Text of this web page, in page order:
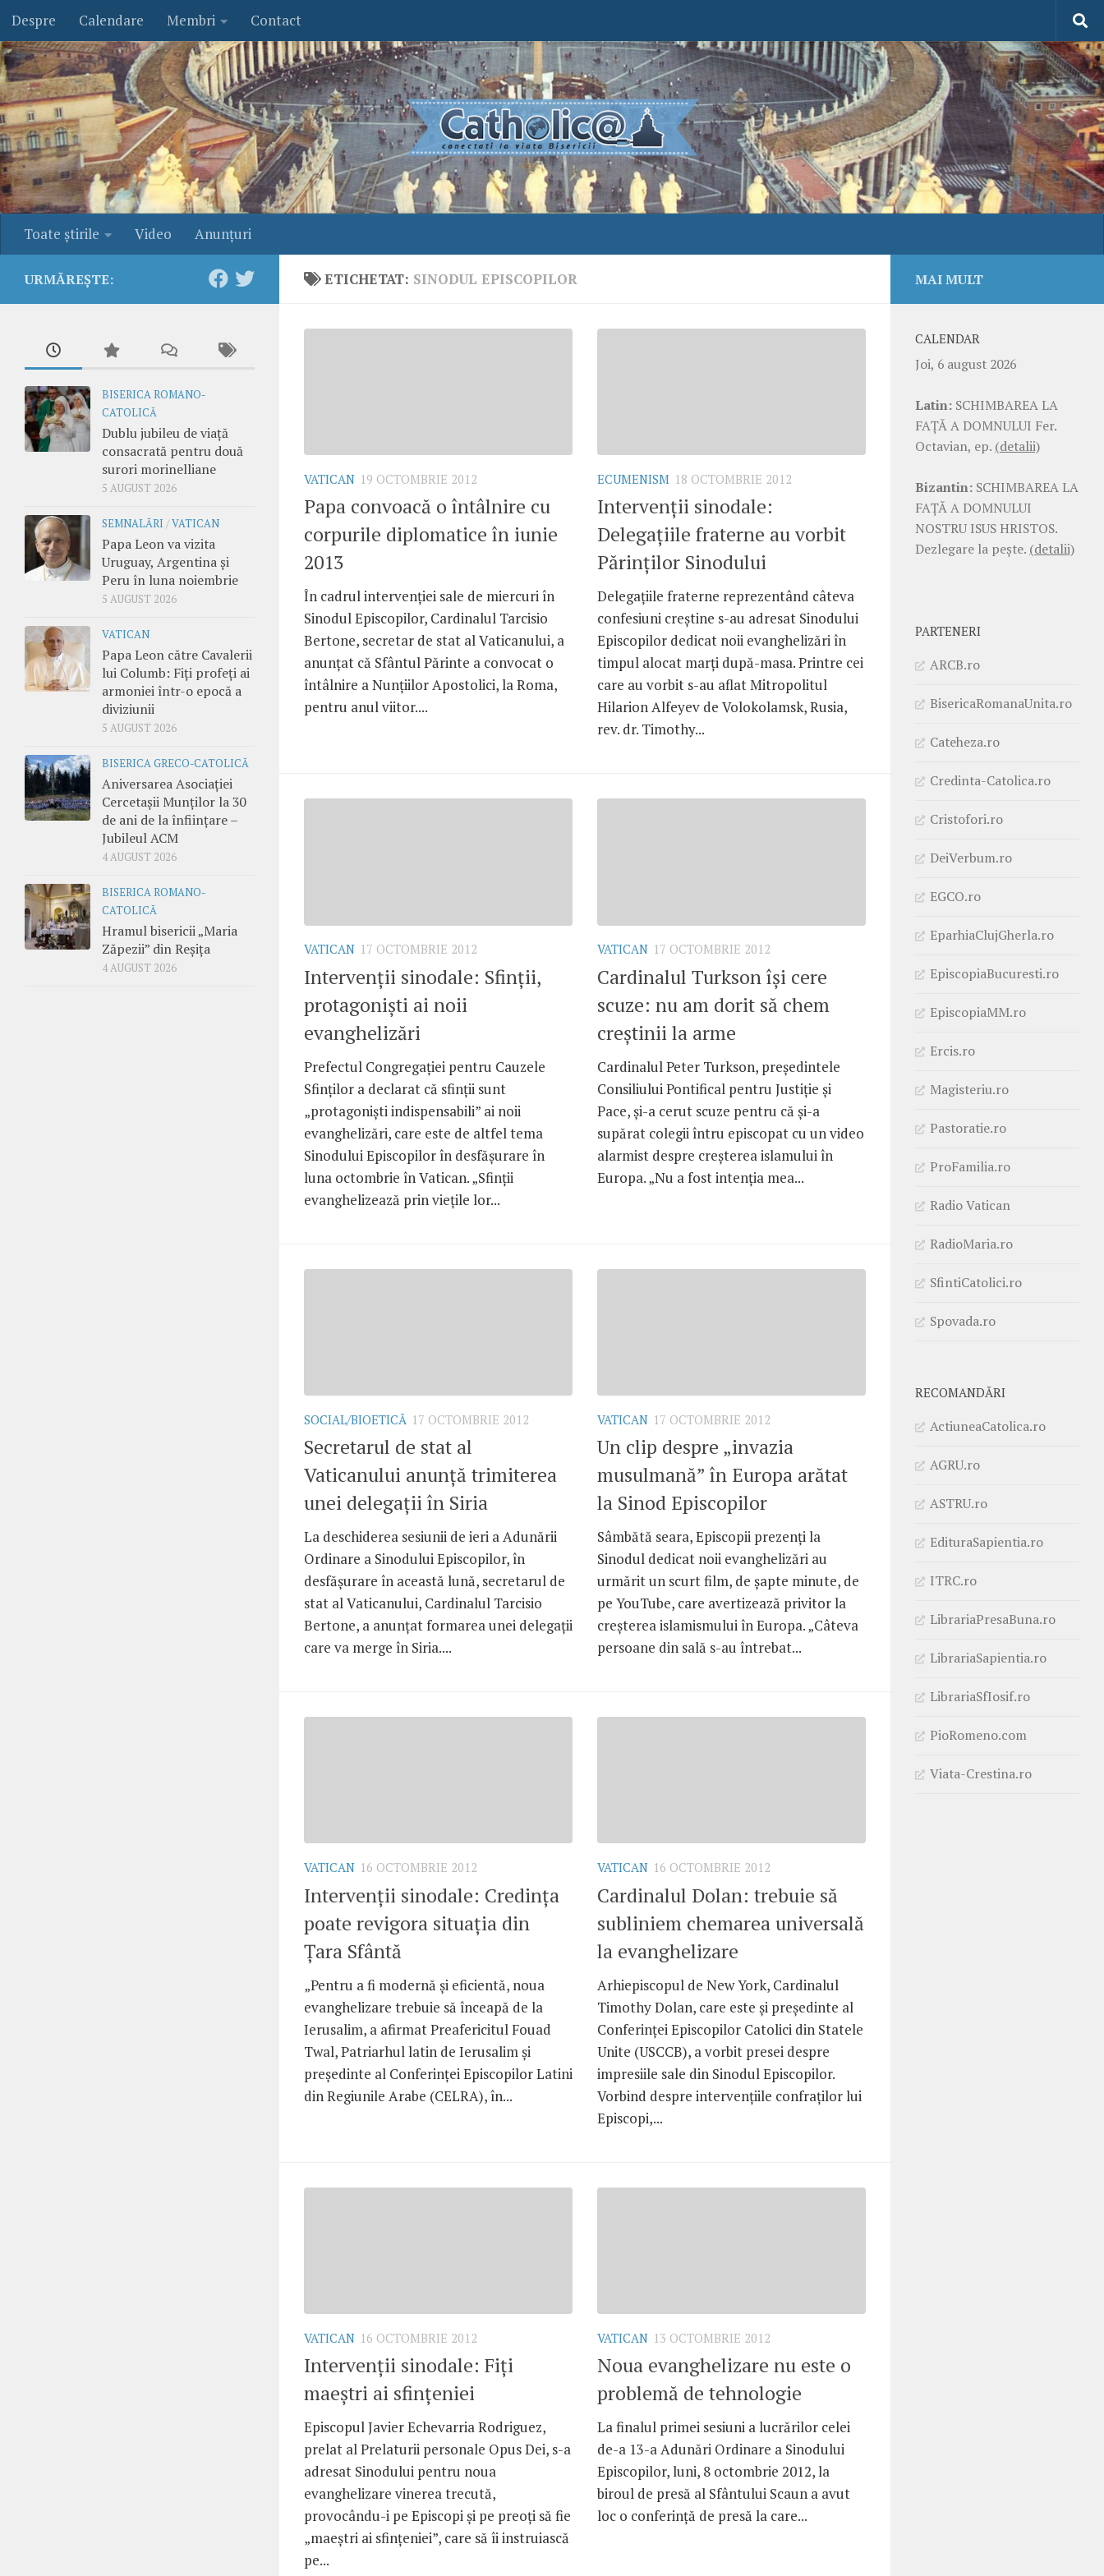
Skip to content
Despre Calendare Membri Contact
Toate ştirile Video Anunţuri
ETICHETAT: SINODUL EPISCOPILOR
VATICAN 19 OCTOMBRIE 2012
Papa convoacă o întâlnire cu
corpurile diplomatice în iunie
2013
În cadrul intervenţiei sale de miercuri în
Sinodul Episcopilor, Cardinalul Tarcisio
Bertone, secretar de stat al Vaticanului, a
anunţat că Sfântul Părinte a convocat o
întâlnire a Nunţiilor Apostolici, la Roma,
pentru anul viitor....
ECUMENISM 18 OCTOMBRIE 2012
Intervenţii sinodale:
Delegaţiile fraterne au vorbit
Părinţilor Sinodului
Delegaţiile fraterne reprezentând câteva
confesiuni creştine s-au adresat Sinodului
Episcopilor dedicat noii evanghelizări în
timpul alocat marţi după-masa. Printre cei
care au vorbit s-au aflat Mitropolitul
Hilarion Alfeyev de Volokolamsk, Rusia,
rev. dr. Timothy...
VATICAN 17 OCTOMBRIE 2012
Intervenţii sinodale: Sfinţii,
protagonişti ai noii
evanghelizări
Prefectul Congregaţiei pentru Cauzele
Sfinţilor a declarat că sfinţii sunt
„protagonişti indispensabili” ai noii
evanghelizări, care este de altfel tema
Sinodului Episcopilor în desfăşurare în
luna octombrie în Vatican. „Sfinţii
evanghelizează prin vieţile lor...
VATICAN 17 OCTOMBRIE 2012
Cardinalul Turkson îşi cere
scuze: nu am dorit să chem
creştinii la arme
Cardinalul Peter Turkson, preşedintele
Consiliului Pontifical pentru Justiţie şi
Pace, şi-a cerut scuze pentru că şi-a
supărat colegii întru episcopat cu un video
alarmist despre creşterea islamului în
Europa. „Nu a fost intenţia mea...
SOCIAL/BIOETICĂ 17 OCTOMBRIE 2012
Secretarul de stat al
Vaticanului anunţă trimiterea
unei delegaţii în Siria
La deschiderea sesiunii de ieri a Adunării
Ordinare a Sinodului Episcopilor, în
desfăşurare în această lună, secretarul de
stat al Vaticanului, Cardinalul Tarcisio
Bertone, a anunţat formarea unei delegaţii
care va merge în Siria....
VATICAN 17 OCTOMBRIE 2012
Un clip despre „invazia
musulmană” în Europa arătat
la Sinod Episcopilor
Sâmbătă seara, Episcopii prezenţi la
Sinodul dedicat noii evanghelizări au
urmărit un scurt film, de şapte minute, de
pe YouTube, care avertizează privitor la
creşterea islamismului în Europa. „Câteva
persoane din sală s-au întrebat...
VATICAN 16 OCTOMBRIE 2012
Intervenţii sinodale: Credinţa
poate revigora situaţia din
Ţara Sfântă
„Pentru a fi modernă şi eficientă, noua
evanghelizare trebuie să înceapă de la
Ierusalim, a afirmat Preafericitul Fouad
Twal, Patriarhul latin de Ierusalim şi
preşedinte al Conferinţei Episcopilor Latini
din Regiunile Arabe (CELRA), în...
VATICAN 16 OCTOMBRIE 2012
Cardinalul Dolan: trebuie să
subliniem chemarea universală
la evanghelizare
Arhiepiscopul de New York, Cardinalul
Timothy Dolan, care este şi preşedinte al
Conferinţei Episcopilor Catolici din Statele
Unite (USCCB), a vorbit presei despre
impresiile sale din Sinodul Episcopilor.
Vorbind despre intervenţiile confraţilor lui
Episcopi,...
VATICAN 16 OCTOMBRIE 2012
Intervenţii sinodale: Fiţi
maeştri ai sfinţeniei
Episcopul Javier Echevarria Rodriguez,
prelat al Prelaturii personale Opus Dei, s-a
adresat Sinodului pentru noua
evanghelizare vinerea trecută,
provocându-i pe Episcopi şi pe preoţi să fie
„maeştri ai sfinţeniei”, care să îi instruiască
pe...
VATICAN 13 OCTOMBRIE 2012
Noua evanghelizare nu este o
problemă de tehnologie
La finalul primei sesiuni a lucrărilor celei
de-a 13-a Adunări Ordinare a Sinodului
Episcopilor, luni, 8 octombrie 2012, la
biroul de presă al Sfântului Scaun a avut
loc o conferinţă de presă la care...
URMĂREȘTE:
BISERICA ROMANO-
CATOLICĂ
Dublu jubileu de viață
consacrată pentru două
surori morinelliane
5 AUGUST 2026
SEMNALĂRI /VATICAN
Papa Leon va vizita
Uruguay, Argentina și
Peru în luna noiembrie
5 AUGUST 2026
VATICAN
Papa Leon către Cavalerii
lui Columb: Fiți profeți ai
armoniei într-o epocă a
diviziunii
5 AUGUST 2026
BISERICA GRECO-CATOLICĂ
Aniversarea Asociației
Cercetașii Munților la 30
de ani de la înființare –
Jubileul ACM
4 AUGUST 2026
BISERICA ROMANO-
CATOLICĂ
Hramul bisericii „Maria
Zăpezii” din Reșița
4 AUGUST 2026
MAI MULT
CALENDAR
Joi, 6 august 2026
Latin: SCHIMBAREA LA
FAŢĂ A DOMNULUI Fer.
Octavian, ep. (detalii)
Bizantin: SCHIMBAREA LA
FAŢĂ A DOMNULUI
NOSTRU ISUS HRISTOS.
Dezlegare la pește. (detalii)
PARTENERI
ARCB.ro
BisericaRomanaUnita.ro
Cateheza.ro
Credinta-Catolica.ro
Cristofori.ro
DeiVerbum.ro
EGCO.ro
EparhiaClujGherla.ro
EpiscopiaBucuresti.ro
EpiscopiaMM.ro
Ercis.ro
Magisteriu.ro
Pastoratie.ro
ProFamilia.ro
Radio Vatican
RadioMaria.ro
SfintiCatolici.ro
Spovada.ro
RECOMANDĂRI
ActiuneaCatolica.ro
AGRU.ro
ASTRU.ro
EdituraSapientia.ro
ITRC.ro
LibrariaPresaBuna.ro
LibrariaSapientia.ro
LibrariaSfIosif.ro
PioRomeno.com
Viata-Crestina.ro